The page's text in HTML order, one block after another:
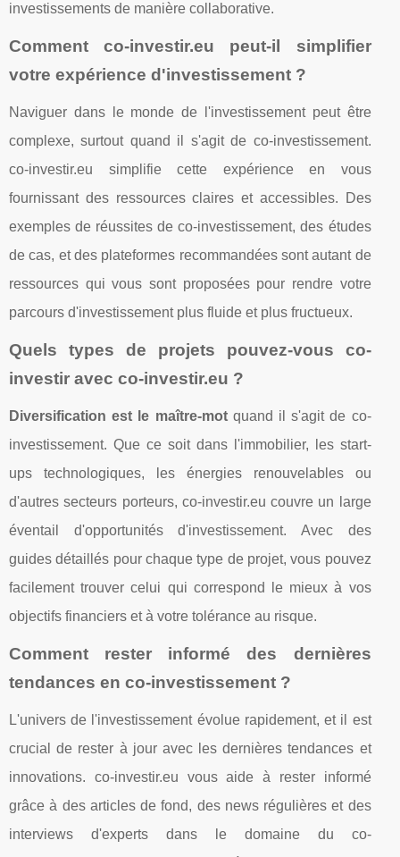
investissements de manière collaborative.
Comment co-investir.eu peut-il simplifier
votre expérience d'investissement ?
Naviguer dans le monde de l'investissement peut être
complexe, surtout quand il s'agit de co-investissement.
co-investir.eu simplifie cette expérience en vous
fournissant des ressources claires et accessibles. Des
exemples de réussites de co-investissement, des études
de cas, et des plateformes recommandées sont autant de
ressources qui vous sont proposées pour rendre votre
parcours d'investissement plus fluide et plus fructueux.
Quels types de projets pouvez-vous co-
investir avec co-investir.eu ?
Diversification est le maître-motquand il s'agit de co-
investissement. Que ce soit dans l'immobilier, les start-
ups technologiques, les énergies renouvelables ou
d'autres secteurs porteurs, co-investir.eu couvre un large
éventail d'opportunités d'investissement. Avec des
guides détaillés pour chaque type de projet, vous pouvez
facilement trouver celui qui correspond le mieux à vos
objectifs financiers et à votre tolérance au risque.
Comment rester informé des dernières
tendances en co-investissement ?
L'univers de l'investissement évolue rapidement, et il est
crucial de rester à jour avec les dernières tendances et
innovations. co-investir.eu vous aide à rester informé
grâce à des articles de fond, des news régulières et des
interviews d'experts dans le domaine du co-